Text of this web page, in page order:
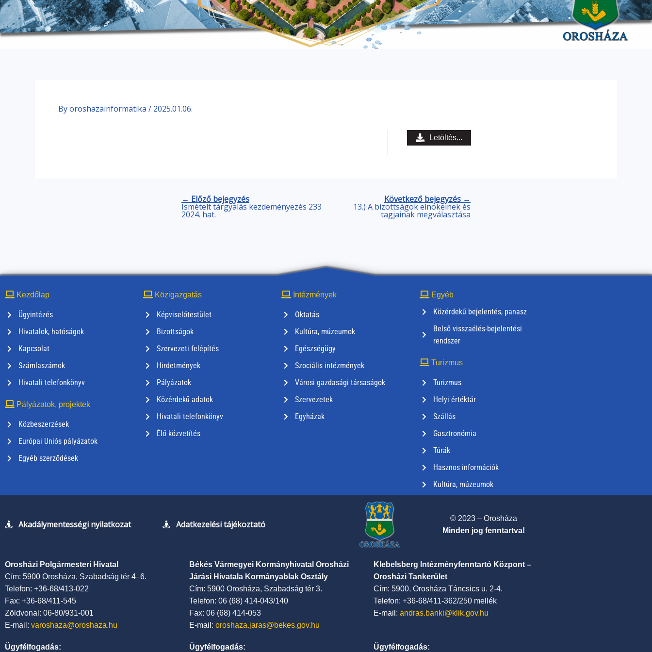
Byoroshazainformatika / 2025.01.06.
Letöltés...
← Előző bejegyzés
Ismételt tárgyalás kezdeményezés 233
2024. hat.
Következő bejegyzés →
13.) A bizottságok elnökeinek és
tagjainak megválasztása
Kezdőlap
Ügyintézés
Hivatalok, hatóságok
Kapcsolat
Számlaszámok
Hivatali telefonkönyv
Pályázatok, projektek
Közbeszerzések
Európai Uniós pályázatok
Egyéb szerződések
Közigazgatás
Képviselőtestület
Bizottságok
Szervezeti felépítés
Hirdetmények
Pályázatok
Közérdekű adatok
Hivatali telefonkönyv
Élő közvetítés
Intézmények
Oktatás
Kultúra, múzeumok
Egészségügy
Szociális intézmények
Városi gazdasági társaságok
Szervezetek
Egyházak
Egyéb
Közérdekű bejelentés, panasz
Belső visszaélés-bejelentési
rendszer
Turizmus
Turizmus
Helyi értéktár
Szállás
Gasztronómia
Túrák
Hasznos információk
Kultúra, múzeumok
Akadálymentességi nyilatkozat Adatkezelési tájékoztató
© 2023 – Orosháza
Minden jog fenntartva!
Orosházi Polgármesteri Hivatal
Cím: 5900 Orosháza, Szabadság tér 4–6.
Telefon: +36-68/413-022
Fax: +36-68/411-545
Zöldvonal: 06-80/931-001
E-mail: varoshaza@oroshaza.hu
Békés Vármegyei Kormányhivatal Orosházi
Járási Hivatala Kormányablak Osztály
Cím: 5900 Orosháza, Szabadság tér 3.
Telefon: 06 (68) 414-043/140
Fax: 06 (68) 414-053
E-mail: oroshaza.jaras@bekes.gov.hu
Klebelsberg Intézményfenntartó Központ –
Orosházi Tankerület
Cím: 5900, Orosháza Táncsics u. 2-4.
Telefon: +36-68/411-362/250 mellék
E-mail: andras.banki@klik.gov.hu
Ügyfélfogadás: Ügyfélfogadás: Ügyfélfogadás: